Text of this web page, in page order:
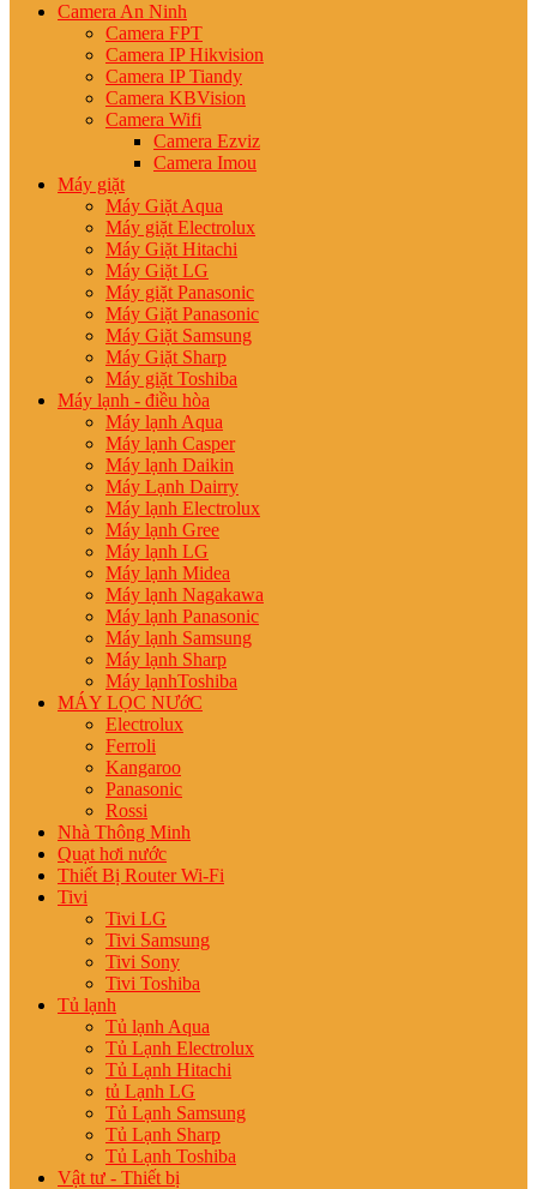
Camera An Ninh
Camera FPT
Camera IP Hikvision
Camera IP Tiandy
Camera KBVision
Camera Wifi
Camera Ezviz
Camera Imou
Máy giặt
Máy Giặt Aqua
Máy giặt Electrolux
Máy Giặt Hitachi
Máy Giặt LG
Máy giặt Panasonic
Máy Giặt Panasonic
Máy Giặt Samsung
Máy Giặt Sharp
Máy giặt Toshiba
Máy lạnh - điều hòa
Máy lạnh Aqua
Máy lạnh Casper
Máy lạnh Daikin
Máy Lạnh Dairry
Máy lạnh Electrolux
Máy lạnh Gree
Máy lạnh LG
Máy lạnh Midea
Máy lạnh Nagakawa
Máy lạnh Panasonic
Máy lạnh Samsung
Máy lạnh Sharp
Máy lạnhToshiba
MÁY LỌC NƯớC
Electrolux
Ferroli
Kangaroo
Panasonic
Rossi
Nhà Thông Minh
Quạt hơi nước
Thiết Bị Router Wi-Fi
Tivi
Tivi LG
Tivi Samsung
Tivi Sony
Tivi Toshiba
Tủ lạnh
Tủ lạnh Aqua
Tủ Lạnh Electrolux
Tủ Lạnh Hitachi
tủ Lạnh LG
Tủ Lạnh Samsung
Tủ Lạnh Sharp
Tủ Lạnh Toshiba
Vật tư - Thiết bị